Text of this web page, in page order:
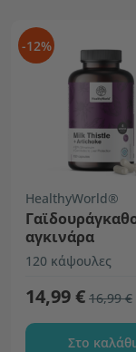
-12%
HealthyWorld®
αγκινάρα
120 κάψουλες
14,99 € 16,99 €
Στο καλάθι